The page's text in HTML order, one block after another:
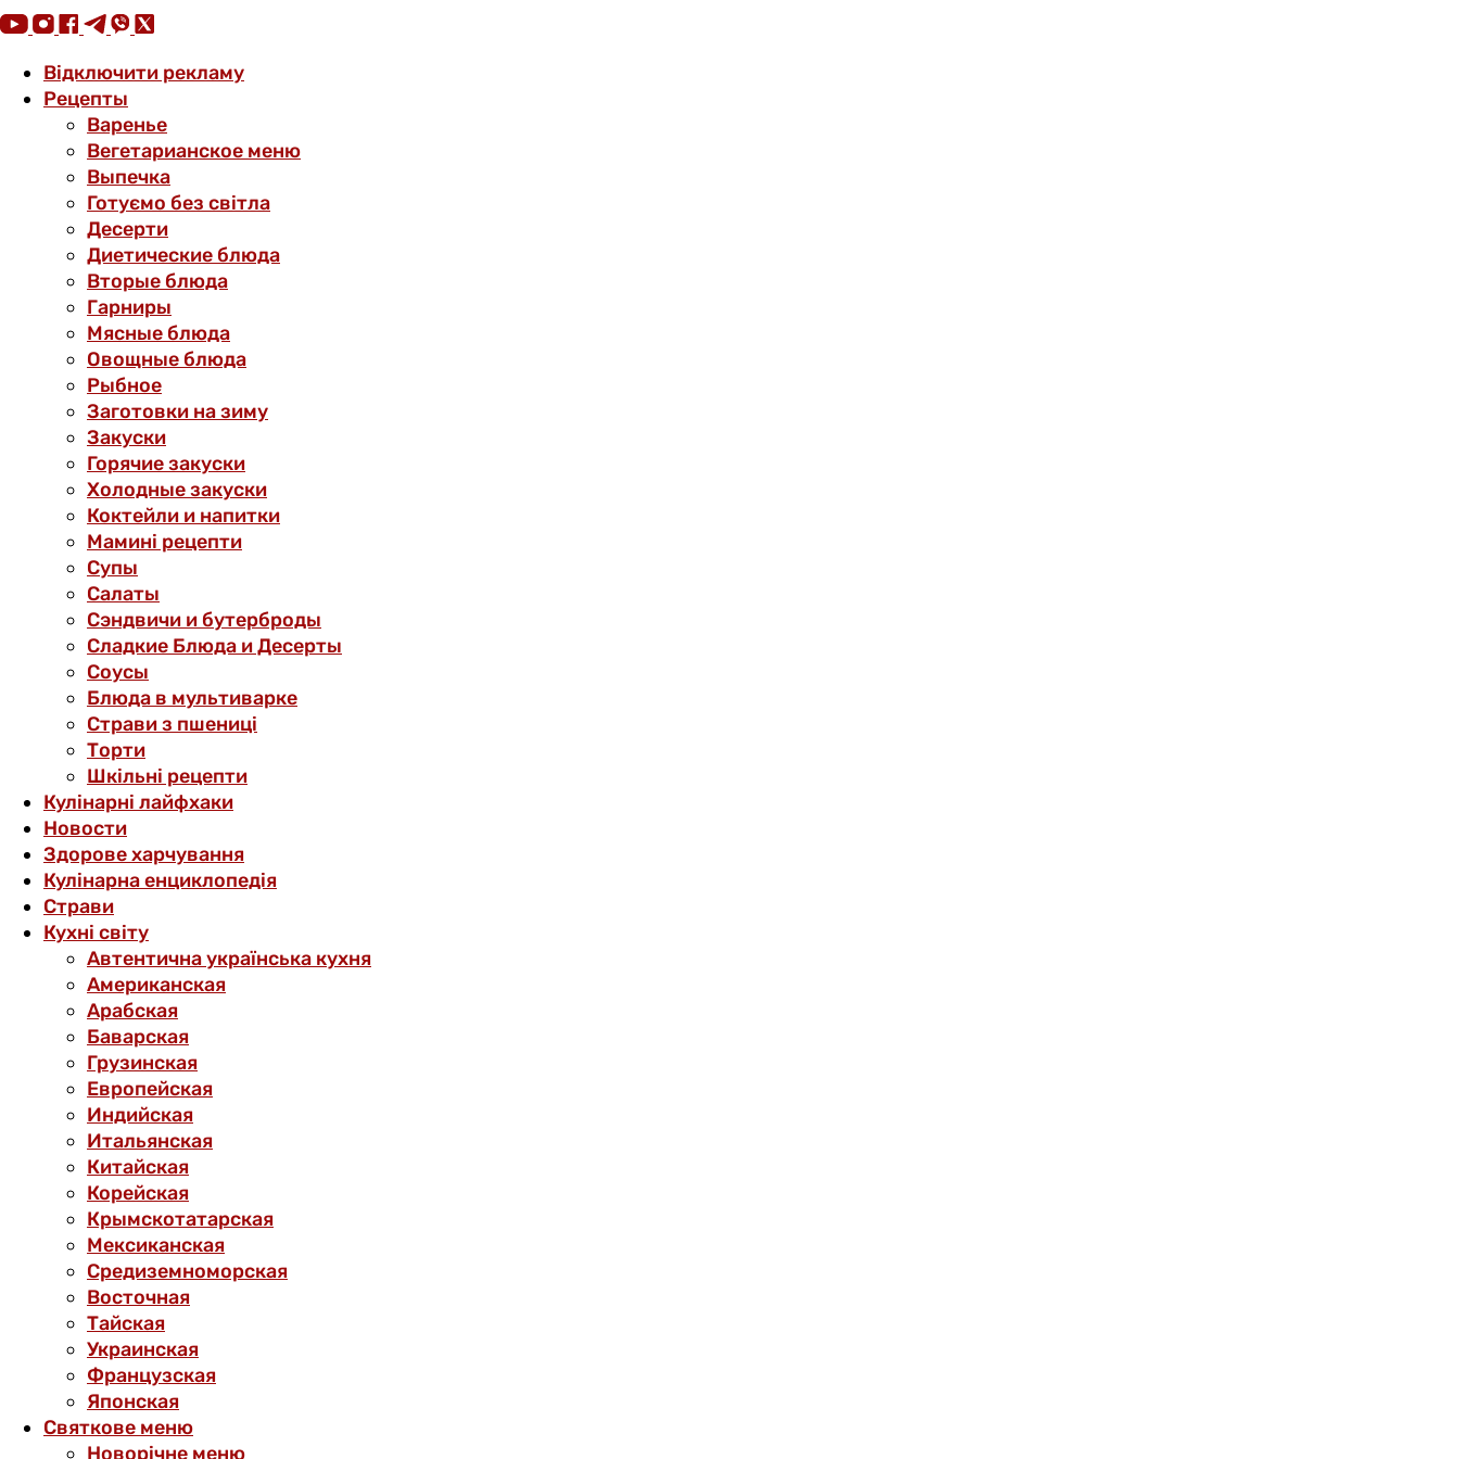
Відключити рекламу
Рецепты
Варенье
Вегетарианское меню
Выпечка
Готуємо без світла
Десерти
Диетические блюда
Вторые блюда
Гарниры
Мясные блюда
Овощные блюда
Рыбное
Заготовки на зиму
Закуски
Горячие закуски
Холодные закуски
Коктейли и напитки
Мамині рецепти
Супы
Салаты
Сэндвичи и бутерброды
Сладкие Блюда и Десерты
Соусы
Блюда в мультиварке
Страви з пшениці
Торти
Шкільні рецепти
Кулінарні лайфхаки
Новости
Здорове харчування
Кулінарна енциклопедія
Страви
Кухні світу
Автентична українська кухня
Американская
Арабская
Баварская
Грузинская
Европейская
Индийская
Итальянская
Китайская
Корейская
Крымскотатарская
Мексиканская
Средиземноморская
Восточная
Тайская
Украинская
Французская
Японская
Святкове меню
Новорічне меню